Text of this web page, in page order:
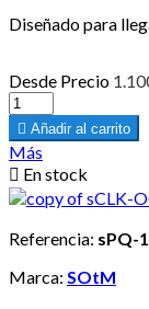
Diseñado para
Desde Precio
 Añadir al carrito
Más
 En stock
Referencia: sPQ-
Marca: SOtM